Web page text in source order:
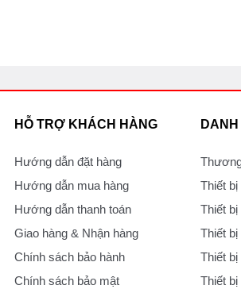
HỖ TRỢ KHÁCH HÀNG
Hướng dẫn đặt hàng
Hướng dẫn mua hàng
Hướng dẫn thanh toán
Giao hàng & Nhận hàng
Chính sách bảo hành
Chính sách bảo mật
Thiết
Thiết bị
Thiết
Thiết bị
Thiết